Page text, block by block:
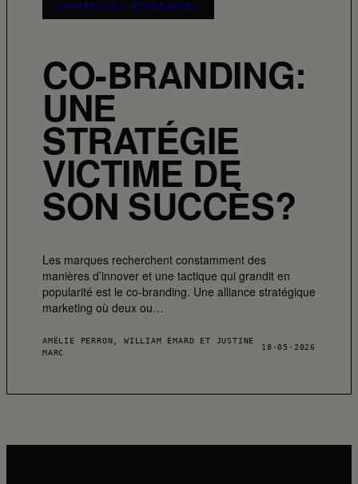
EXPERTISES ÉTUDIANTES
CO-BRANDING:
UNE
STRATÉGIE
VICTIME DE
SON SUCCÈS?
Les marques recherchent constamment des
manières d’innover et une tactique qui grandit en
popularité est le co-branding. Une alliance stratégique
marketing où deux ou…
AMÉLIE PERRON, WILLIAM ÉMARD ET JUSTINE
MARC
18·05·2026